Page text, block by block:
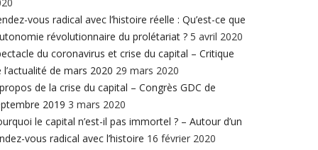
vous radical avec l’histoire réelle : Qu’est-ce que
révolutionnaire du prolétariat ? 5 avril 2020
du coronavirus et crise du capital – Critique
l’actualité de mars 2020 29 mars 2020
de la crise du capital – Congrès GDC de
2019 3 mars 2020
le capital n’est-il pas immortel ? – Autour d’un
vous radical avec l’histoire 16 février 2020